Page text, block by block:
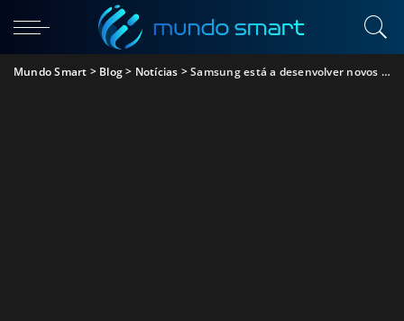
Mundo Smart > Blog> Notícias >Samsung está a desenvolver novos Galaxy A41, A31 e A11